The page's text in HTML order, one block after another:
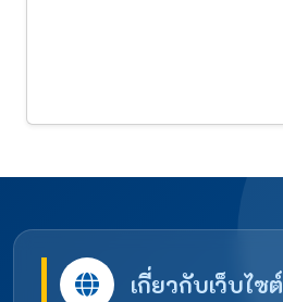
เกี่ยวกับเว็บไซต์